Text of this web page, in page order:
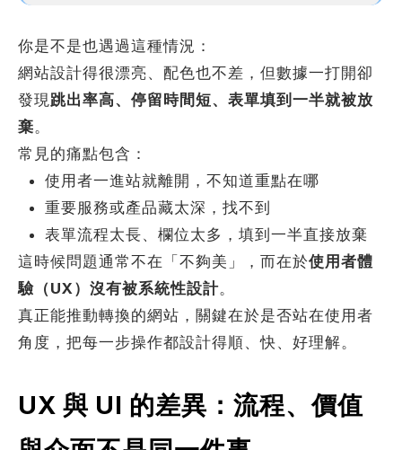
你是不是也遇過這種情況：
網站設計得很漂亮、配色也不差，但數據一打開卻
發現跳出率高、停留時間短、表單填到一半就被放
棄。
常見的痛點包含：
使用者一進站就離開，不知道重點在哪
重要服務或產品藏太深，找不到
表單流程太長、欄位太多，填到一半直接放棄
這時候問題通常不在「不夠美」，而在於使用者體
驗（UX）沒有被系統性設計。
真正能推動轉換的網站，關鍵在於是否站在使用者
角度，把每一步操作都設計得順、快、好理解。
UX 與 UI 的差異：流程、價值
得知本網站※
需求主題(可複選)
案件報價 合作提案
使用線上訂房系統 其他洽詢問題
完成時間※
建置預算